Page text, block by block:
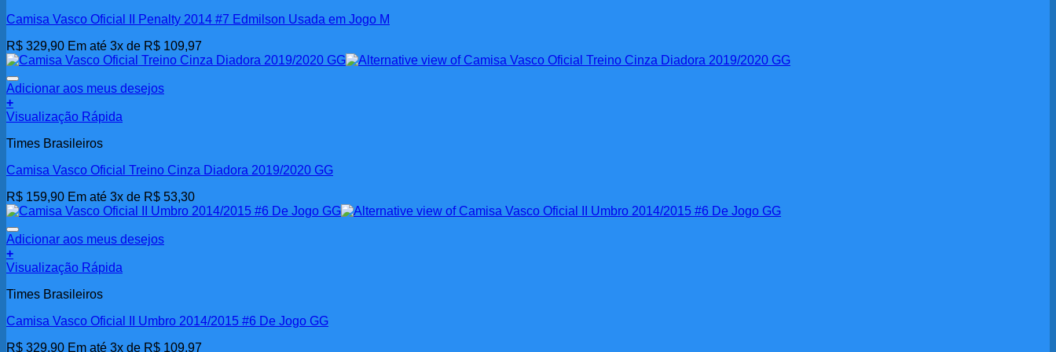
Camisa Vasco Oficial II Penalty 2014 #7 Edmilson Usada em Jogo M
R$ 329,90 Em até 3x de R$ 109,97
Adicionar aos meus desejos
+
Visualização Rápida
Times Brasileiros
Camisa Vasco Oficial Treino Cinza Diadora 2019/2020 GG
R$ 159,90 Em até 3x de R$ 53,30
Adicionar aos meus desejos
+
Visualização Rápida
Times Brasileiros
Camisa Vasco Oficial II Umbro 2014/2015 #6 De Jogo GG
R$ 329,90 Em até 3x de R$ 109,97